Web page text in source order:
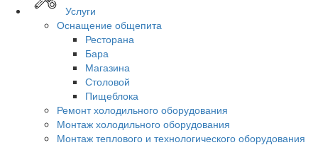
Услуги
Оснащение общепита
Ресторана
Бара
Магазина
Столовой
Пищеблока
Ремонт холодильного оборудования
Монтаж холодильного оборудования
Монтаж теплового и технологического оборудования